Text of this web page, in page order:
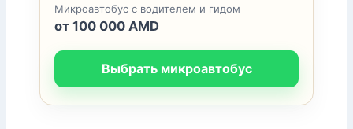
Микроавтобус с водителем и гидом
от 100 000 AMD
Выбрать микроавтобус